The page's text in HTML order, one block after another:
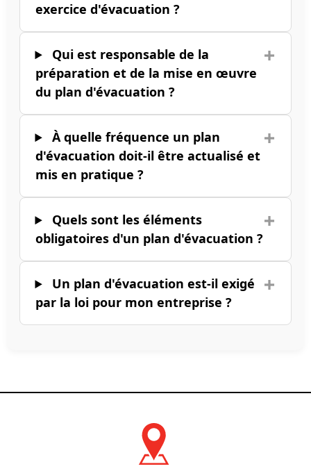
exercice d'évacuation ?
Qui est responsable de la
préparation et de la mise en œuvre
du plan d'évacuation ?
À quelle fréquence un plan
d'évacuation doit-il être actualisé et
mis en pratique ?
Quels sont les éléments
obligatoires d'un plan d'évacuation ?
Un plan d'évacuation est-il exigé
par la loi pour mon entreprise ?